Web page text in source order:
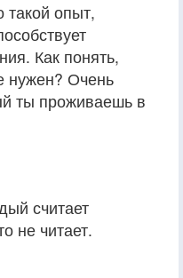
такой опыт,
Как понять,
нужен? Очень
ты проживаешь в
считает
не читает.